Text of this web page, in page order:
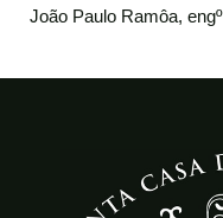
João Paulo Ramôa, engº